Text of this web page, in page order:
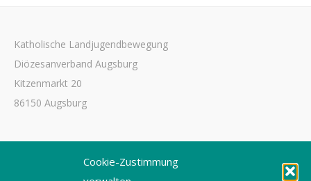
Cookie-Zustimmung
Katholische Landjugendbewegung
Diözesanverband Augsburg
Kitzenmarkt 20
86150 Augsburg
Fax 0821 3166-3459